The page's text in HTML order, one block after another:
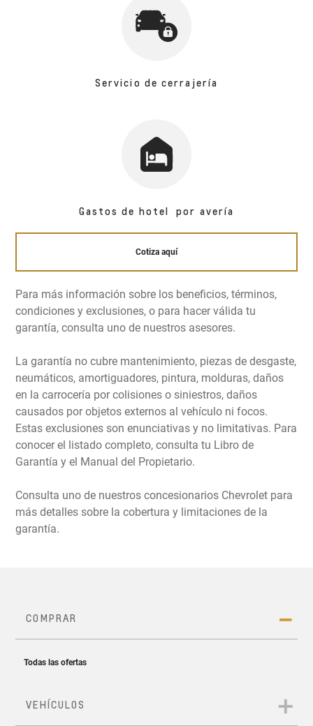
Servicio de cerrajería
Gastos de hotel por avería
Cotiza aquí
Para más información sobre los beneficios, términos,
condiciones y exclusiones, o para hacer válida tu
garantía, consulta uno de nuestros asesores.
La garantía no cubre mantenimiento, piezas de desgaste,
neumáticos, amortiguadores, pintura, molduras, daños
en la carrocería por colisiones o siniestros, daños
causados por objetos externos al vehículo ni focos.
Estas exclusiones son enunciativas y no limitativas. Para
conocer el listado completo, consulta tu Libro de
Garantía y el Manual del Propietario.
Consulta uno de nuestros concesionarios Chevrolet para
más detalles sobre la cobertura y limitaciones de la
garantía.